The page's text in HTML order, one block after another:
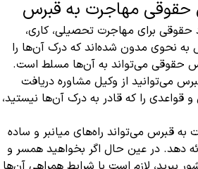
مهاجرت به قبرس
حقوقی برای مهاجرت تحصیلی، کاری،
به نحوی مدون شده‌اند که درک آن‌ها را
حقوقی می‌تواند به آن‌ها مسلط است.
می‌توانید از وکیل مشاوره دریافت
قواعدی را که قادر به درک آن‌ها نیستید،
قبرس می‌تواند راه‌های میانبر و ساده
دهد. در عین حال اگر بخواهید همسر و